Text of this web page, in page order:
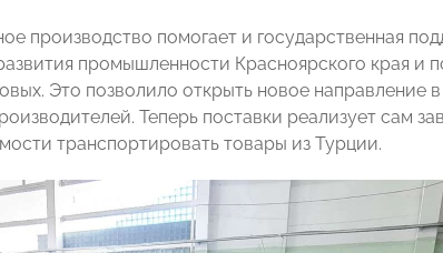
производство помогает и государственная
промышленности Красноярского края и
Это позволило открыть новое направление
Теперь поставки реализует сам
транспортировать товары из Турции.